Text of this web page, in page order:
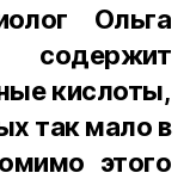
Ольга
кислоты,
так мало в
этого